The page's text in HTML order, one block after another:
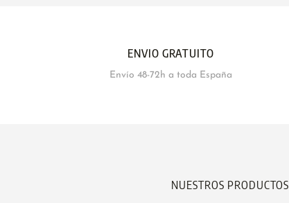
ENVIO GRATUITO
Envío 48-72h a toda España
NUESTROS PRODUCTOS